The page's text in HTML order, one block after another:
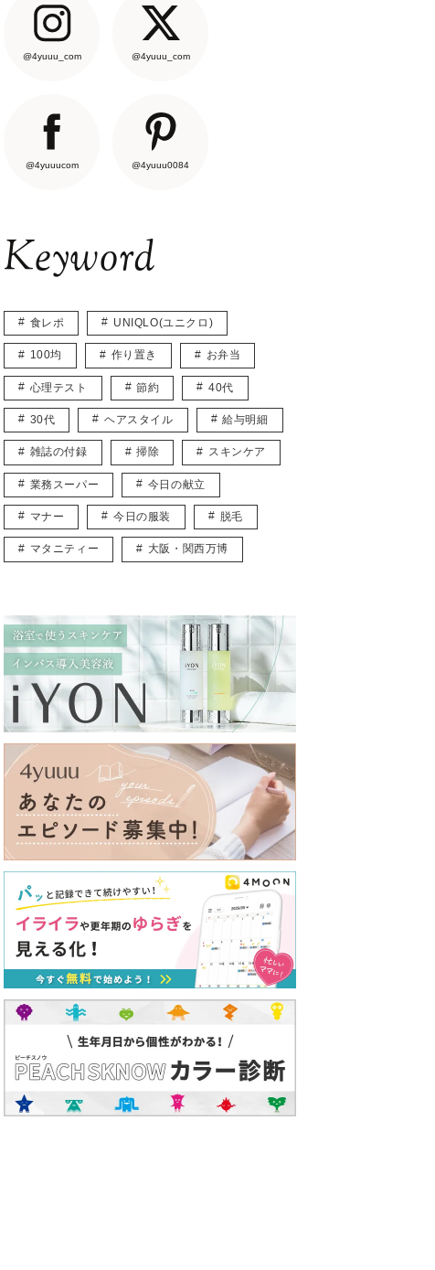
@4yuuu_com @4yuuu_com
@4yuuucom @4yuuu0084
Keyword
食レポ UNIQLO(ユニクロ)
100均 作り置き お弁当
心理テスト 節約 40代
30代 ヘアスタイル 給与明細
雑誌の付録 掃除 スキンケア
業務スーパー 今日の献立
マナー 今日の服装 脱毛
マタニティー 大阪・関西万博